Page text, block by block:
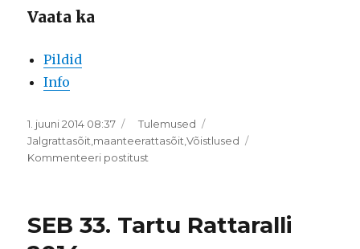
Vaata ka
Pildid
Info
Postitatud
1. juuni 2014 08:37 Rubriigid
Tulemused
Sildid
Jalgrattasõit maanteerattasõit ,Võistlused
Kommenteeri postitust
2014
SEB 33. Tartu Rattaralli